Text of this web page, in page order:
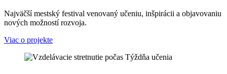
Najväčší mestský festival venovaný učeniu, inšpirácii a objavovaniu
nových možností rozvoja.
Viac o projekte